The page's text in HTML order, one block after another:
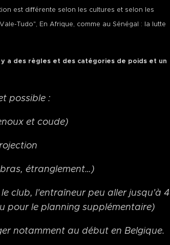
est différente selon les cultures et selon les
Tudo", En Afrique, comme au Sénégal : la lutte
a des règles et des catégories de poids et un
possible :
et coude)
étranglement…)
club, l'entraîneur peu aller jusqu'à 4
pour le planning supplémentaire)
notamment au début en Belgique.